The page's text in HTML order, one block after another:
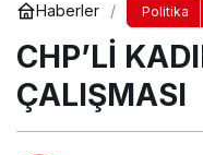
Haberler Politika
CHP’Lİ
ÇALIŞMASI